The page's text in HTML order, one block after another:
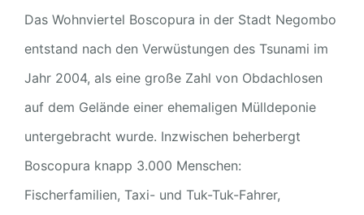
Das Wohnviertel Boscopura in der Stadt Negombo
entstand nach den Verwüstungen des Tsunami im
Jahr 2004, als eine große Zahl von Obdachlosen
auf dem Gelände einer ehemaligen Mülldeponie
untergebracht wurde. Inzwischen beherbergt
Boscopura knapp 3.000 Menschen:
Fischerfamilien, Taxi- und Tuk-Tuk-Fahrer,